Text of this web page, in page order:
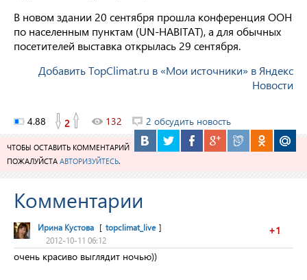
В новом здании 20 сентября прошла конференция ООН
по населенным пунктам (UN-HABITAT), а для обычных
посетителей выставка открылась 29 сентября.
Добавить TopClimat.ru в «Мои источники» в Яндекс
Новости
4.88 2 132 2 обсудить новость
ЧТОБЫ ОСТАВИТЬ КОММЕНТАРИЙ
ПОЖАЛУЙСТА АВТОРИЗУЙТЕСЬ.
Комментарии
+1
Ирина Кустова [ topclimat_live ]
2012-10-11 06:12
очень красиво выглядит ночью))